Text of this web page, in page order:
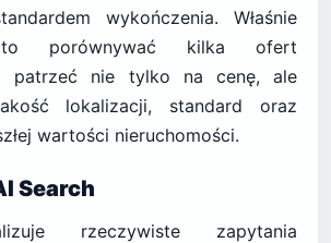
wykończenia. Właśnie
porównywać kilka ofert
i patrzeć nie tylko na cenę, ale
lokalizacji, standard oraz
wartości nieruchomości.
Search
rzeczywiste zapytania